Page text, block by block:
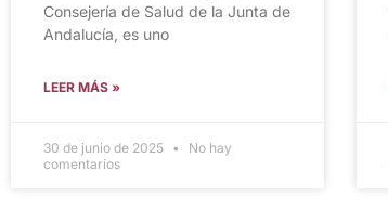
Consejería de Salud de la Junta de
Andalucía, es uno
LEER MÁS »
30 de junio de 2025
No hay
comentarios